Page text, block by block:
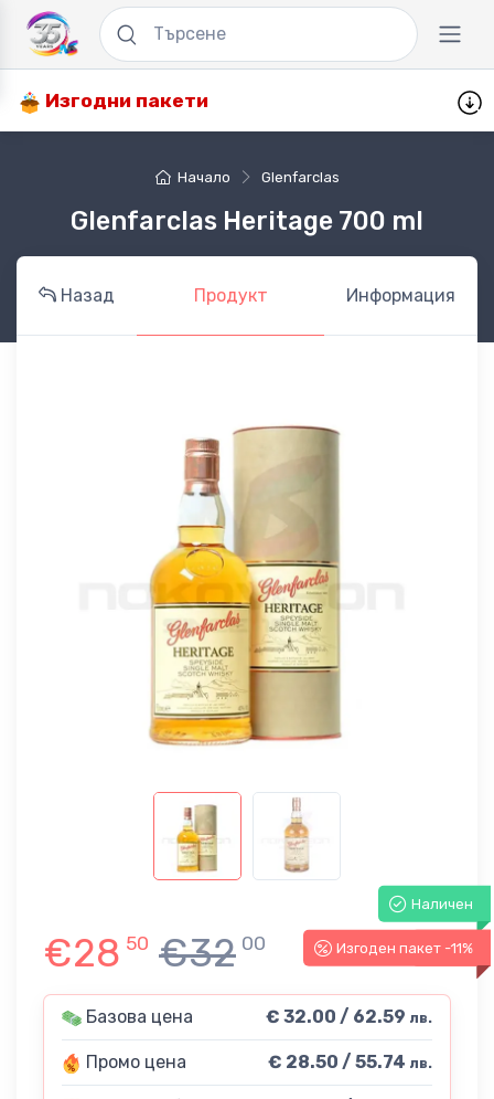
Изгодни пакети
Начало Glenfarclas
Glenfarclas Heritage 700 ml
Назад Продукт Информация
Наличен
-11%
Изгоден пакет -11%
€28 50 €32 00
Базова цена € 32.00 / 62.59 лв.
Промо цена € 28.50 / 55.74 лв.